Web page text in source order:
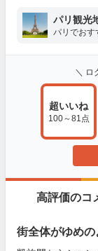
パリ観光
パリでおす
＼ ロ
超いいね
100～81点
高評価のコ
街全体がゆめの